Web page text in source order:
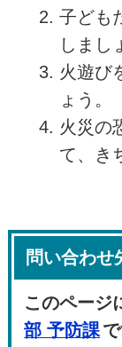
子ども
しまし
火遊び
ょう。
火災の
て、き
問い合わせ
このページ
部 予防課で